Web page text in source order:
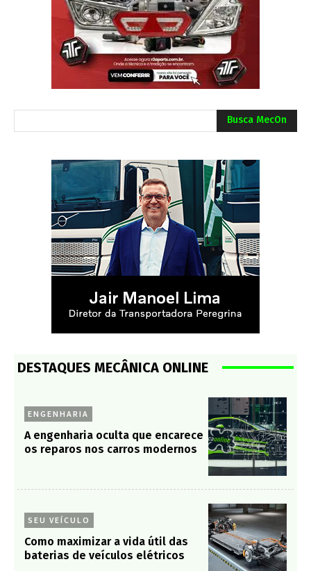
Busca MecOn
DESTAQUES MECÂNICA ONLINE
ENGENHARIA
A engenharia oculta que encarece
os reparos nos carros modernos
SEU VEÍCULO
Como maximizar a vida útil das
baterias de veículos elétricos